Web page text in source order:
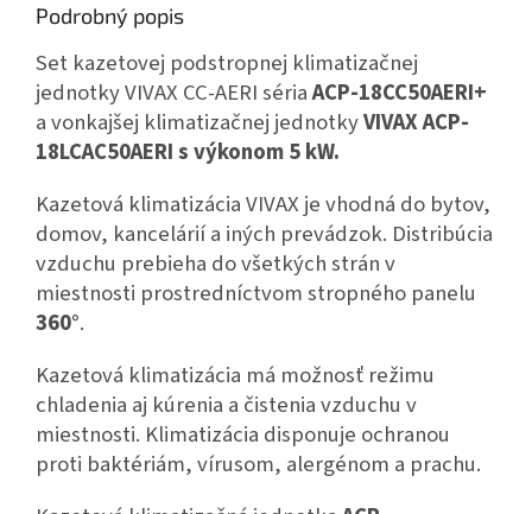
Podrobný popis
Set kazetovej podstropnej klimatizačnej
jednotky VIVAX CC-AERI sériaACP-18CC50AERI+
a vonkajšej klimatizačnej jednotkyVIVAXACP-
18LCAC50AERI s výkonom 5 kW.
Kazetová klimatizácia VIVAX je vhodná do bytov,
domov, kancelárií a iných prevádzok. Distribúcia
vzduchu prebieha do všetkých strán v
miestnosti prostredníctvom stropného panelu
360°.
Kazetová klimatizácia má možnosť režimu
chladenia aj kúrenia a čistenia vzduchu v
miestnosti. Klimatizácia disponuje ochranou
proti baktériám, vírusom, alergénom a prachu.